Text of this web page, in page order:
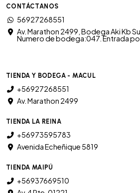
CONTÁCTANOS
56927268551
Av. Marathon 2499, Bodega Aki Kb
Numero de bodega:047. Entrada
TIENDA Y BODEGA - MACUL
+56927268551
Av. Marathon 2499
TIENDA LA REINA
+56973595783
Avenida Echeñique 5819
TIENDA MAIPÚ
+56937669510